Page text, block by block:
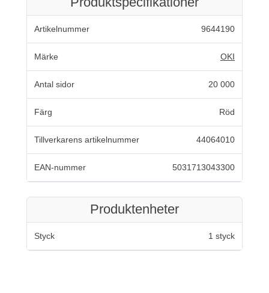
Artikelnummer 9644190
Märke OKI
Antal sidor 20 000
Färg Röd
Tillverkarens artikelnummer 44064010
EAN-nummer 5031713043300
Produktenheter
Styck 1 styck